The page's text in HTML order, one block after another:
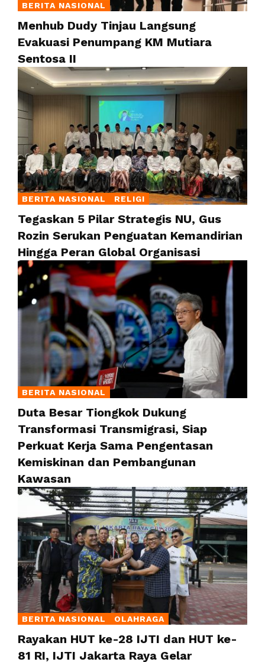
BERITA NASIONAL
Menhub Dudy Tinjau Langsung
Evakuasi Penumpang KM Mutiara
Sentosa II
BERITA NASIONAL RELIGI
Tegaskan 5 Pilar Strategis NU, Gus
Rozin Serukan Penguatan Kemandirian
Hingga Peran Global Organisasi
BERITA NASIONAL
Duta Besar Tiongkok Dukung
Transformasi Transmigrasi, Siap
Perkuat Kerja Sama Pengentasan
Kemiskinan dan Pembangunan
Kawasan
BERITA NASIONAL OLAHRAGA
Rayakan HUT ke-28 IJTI dan HUT ke-
81 RI, IJTI Jakarta Raya Gelar